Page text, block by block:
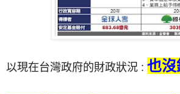
以現在台灣政府的財政狀況 : 也沒